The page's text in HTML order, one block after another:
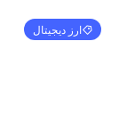
ارز دیجیتال